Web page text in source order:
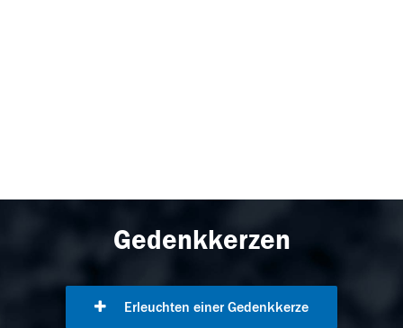
Gedenkkerzen
Erleuchten einer Gedenkkerze